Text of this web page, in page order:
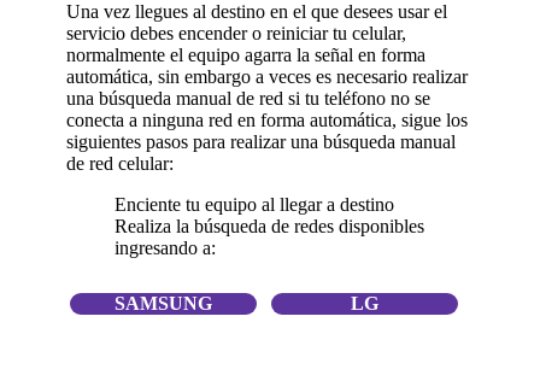
Una vez llegues al destino en el que desees usar el
servicio debes encender o reiniciar tu celular,
normalmente el equipo agarra la señal en forma
automática, sin embargo a veces es necesario realizar
una búsqueda manual de red si tu teléfono no se
conecta a ninguna red en forma automática, sigue los
siguientes pasos para realizar una búsqueda manual
de red celular:
Enciente tu equipo al llegar a destino
Realiza la búsqueda de redes disponibles
ingresando a:
SAMSUNG LG